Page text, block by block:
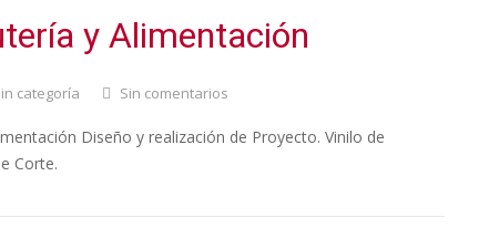
y Alimentación
categoría Sin comentarios
Diseño y realización de Proyecto. Vinilo de
Corte.